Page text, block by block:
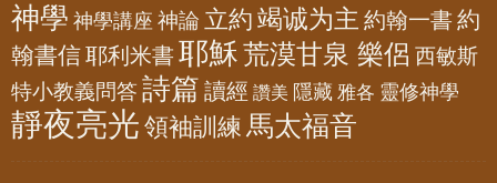
神學 神學講座 神論 立約 竭诚为主 約翰一書 約
翰書信耶利米書 耶穌荒漠甘泉 樂侶 西敏斯
特小教義問答詩篇 讀經 讚美 隱藏 雅各 靈修神學
靜夜亮光 領袖訓練 馬太福音